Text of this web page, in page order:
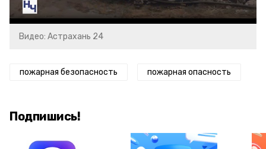
Видео: Астрахань 24
пожарная безопасность пожарная опасность
Подпишись!